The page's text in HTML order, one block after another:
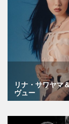
リナ・サワヤマ
ヴュー